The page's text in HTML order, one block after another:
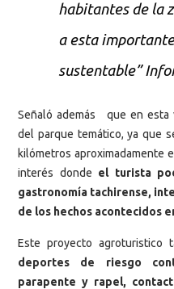
habitantes de la
a esta
sustentable”
Señaló además que en esta
del parque temático, ya que
kilómetros aproximadamente
interés donde el turista
gastronomía tachirense,
de los hechos acontecidos
Este proyecto agroturistico
deportes de riesgo
parapente y rapel,